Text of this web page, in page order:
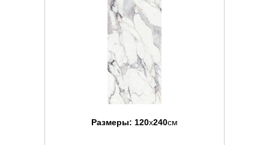
Размеры: 120x240см